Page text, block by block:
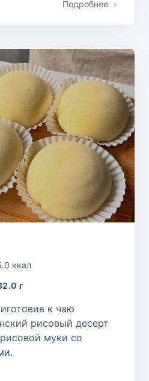
Подробнее
ккал
г
к чаю
рисовый десерт
муки со